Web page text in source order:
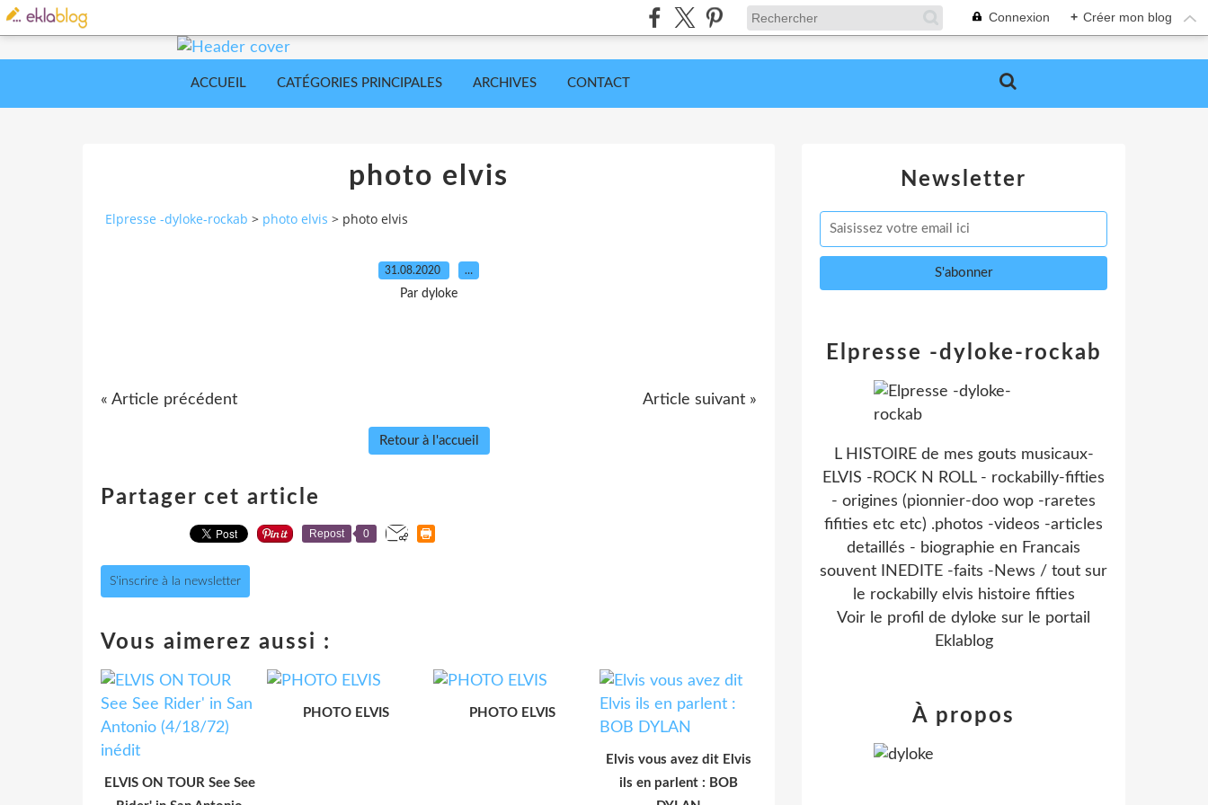
Connexion + Créer mon blog
ACCUEIL CATÉGORIES PRINCIPALES ARCHIVES CONTACT
photo elvis
Elpresse -dyloke-rockab > photo elvis > photo elvis
31.08.2020 …
Par dyloke
« Article précédent Article suivant »
Retour à l'accueil
Partager cet article
Repost 0
S'inscrire à la newsletter
Vous aimerez aussi :
ELVIS ON TOUR See See
PHOTO ELVIS PHOTO ELVIS
Elvis vous avez dit Elvis
ils en parlent : BOB
Newsletter
Elpresse -dyloke-rockab
L HISTOIRE de mes gouts musicaux-
ELVIS -ROCK N ROLL - rockabilly-fifties
- origines (pionnier-doo wop -raretes
fifities etc etc) .photos -videos -articles
detaillés - biographie en Francais
souvent INEDITE -faits -News / tout sur
le rockabilly elvis histoire fifties
Voir le profil de dyloke sur le portail
Eklablog
À propos